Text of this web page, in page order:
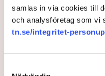
samlas in via cookies till
och analysföretag som vi
tn.se/integritet-
kunskaper är mött.
Gustav Blix instämmer och
Sverige också är ett
det, betonar han.
– Då handlar det både om